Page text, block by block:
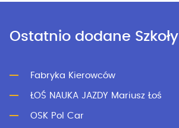
Ostatnio dodane Szkoły
Fabryka Kierowców
ŁOŚ NAUKA JAZDY Mariusz Łoś
OSK Pol Car